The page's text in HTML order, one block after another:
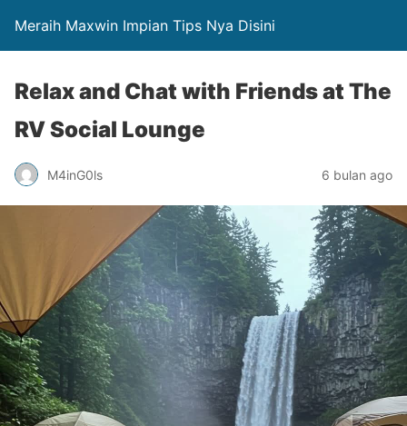
Meraih Maxwin Impian Tips Nya Disini
Relax and Chat with Friends at The
RV Social Lounge
M4inG0ls 6 bulan ago